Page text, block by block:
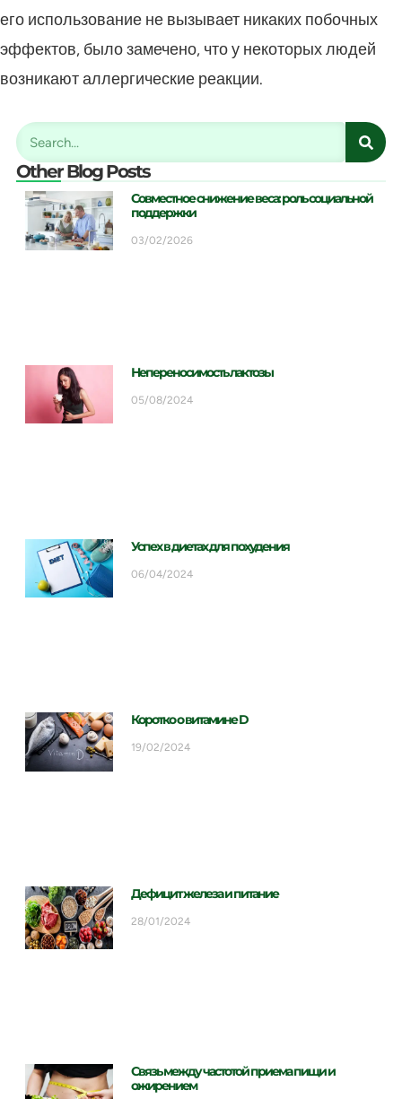
его использование не вызывает никаких побочных
эффектов, было замечено, что у некоторых людей
возникают аллергические реакции.
Other Blog Posts
Совместное снижение веса: роль социальной
поддержки
03/02/2026
Непереносимость лактозы
05/08/2024
Успех в диетах для похудения
06/04/2024
Коротко о витамине D
19/02/2024
Дефицит железа и питание
28/01/2024
Связь между частотой приема пищи и
ожирением